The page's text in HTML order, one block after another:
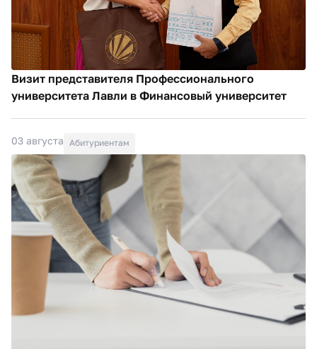
Визит представителя Профессионального
университета Лавли в Финансовый университет
03 августа Абитуриентам